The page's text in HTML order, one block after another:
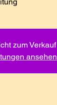
zum Verkauf
ansehen